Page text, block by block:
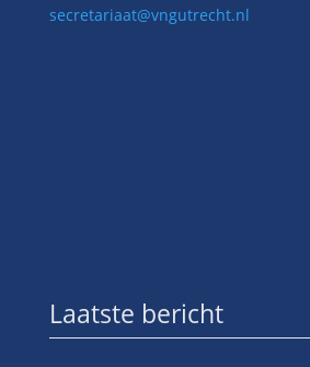
secretariaat@vngutrecht.nl
Laatste bericht